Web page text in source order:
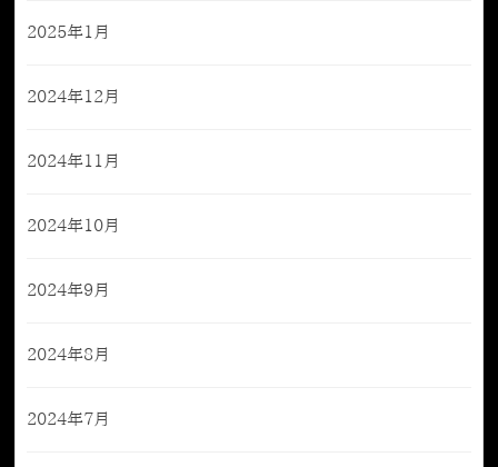
2025年1月
2024年12月
2024年11月
2024年10月
2024年9月
2024年8月
2024年7月